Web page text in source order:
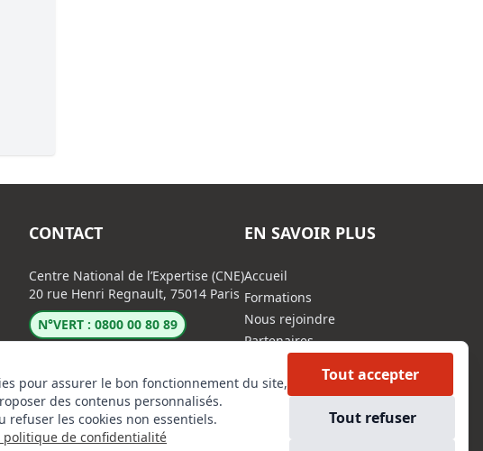
pour assurer le bon fonctionnement du site,
des contenus personnalisés.
refuser les cookies non essentiels.
politique de confidentialité
Tout accepter
Tout refuser
CONTACT
Centre National de l’Expertise (CNE)
20 rue Henri Regnault, 75014 Paris
N°VERT : 0800 00 80 89
EN SAVOIR PLUS
Accueil
Formations
Nous rejoindre
Partenaires
Le C.N.E.